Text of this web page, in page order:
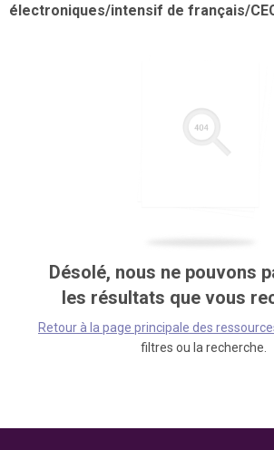
électroniques/intensif de français/
Désolé, nous ne pouvons
les résultats que vous
Retour à la page principale des
filtres ou la recherche.